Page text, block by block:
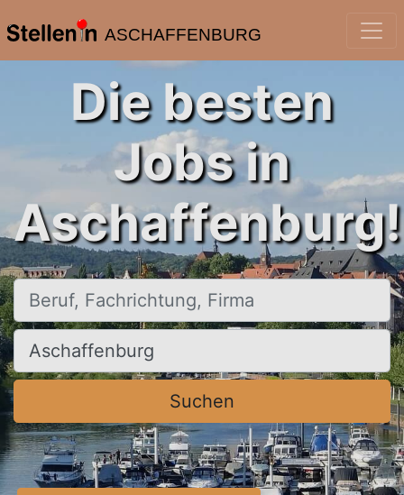
ASCHAFFENBURG
Die besten
Jobs in
Aschaffenburg!
Beruf, Fachrichtung, Firma
Ort, Stadt
Suchen